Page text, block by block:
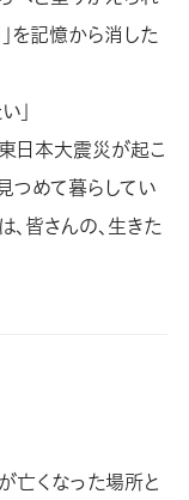
を記憶から消した
」
日本大震災が起こ
つめて暮らしてい
、皆さんの、生きた
亡くなった場所と